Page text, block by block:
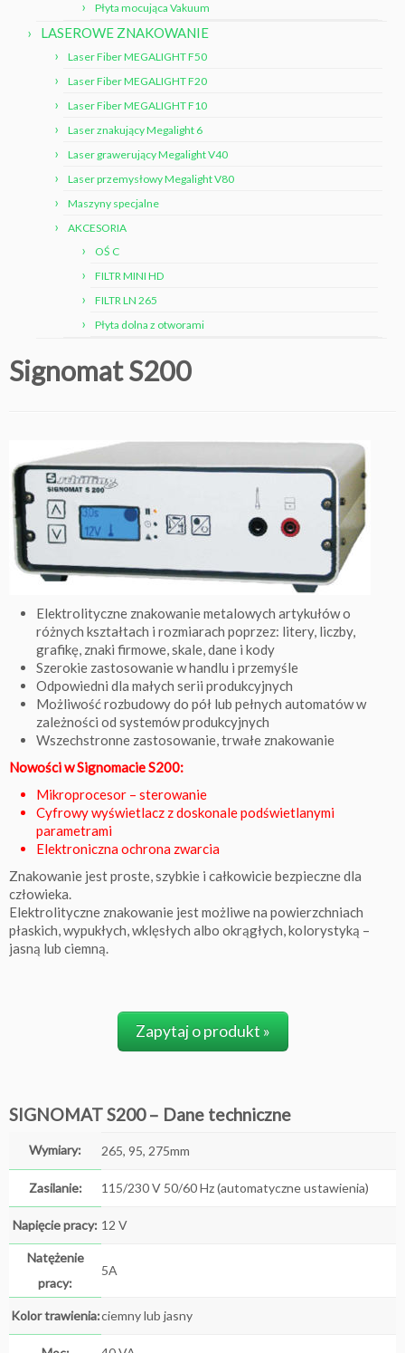
Płyta mocująca Vakuum
LASEROWE ZNAKOWANIE
Laser Fiber MEGALIGHT F50
Laser Fiber MEGALIGHT F20
Laser Fiber MEGALIGHT F10
Laser znakujący Megalight 6
Laser grawerujący Megalight V40
Laser przemysłowy Megalight V80
Maszyny specjalne
AKCESORIA
OŚ C
FILTR MINI HD
FILTR LN 265
Płyta dolna z otworami
Signomat S200
Elektrolityczne znakowanie metalowych artykułów o
różnych kształtach i rozmiarach poprzez: litery, liczby,
grafikę, znaki firmowe, skale, dane i kody
Szerokie zastosowanie w handlu i przemyśle
Odpowiedni dla małych serii produkcyjnych
Możliwość rozbudowy do pół lub pełnych automatów w
zależności od systemów produkcyjnych
Wszechstronne zastosowanie, trwałe znakowanie
Nowości w Signomacie S200:
Mikroprocesor – sterowanie
Cyfrowy wyświetlacz z doskonale podświetlanymi
parametrami
Elektroniczna ochrona zwarcia
Znakowanie jest proste, szybkie i całkowicie bezpieczne dla
człowieka.
Elektrolityczne znakowanie jest możliwe na powierzchniach
płaskich, wypukłych, wklęsłych albo okrągłych, kolorystyką –
jasną lub ciemną.
Zapytaj o produkt »
SIGNOMAT S200 – Dane techniczne
Wymiary: 265, 95, 275mm
Zasilanie: 115/230 V 50/60 Hz (automatyczne ustawienia)
Napięcie pracy: 12 V
Natężenie
pracy:
5A
Kolor trawienia:ciemny lub jasny